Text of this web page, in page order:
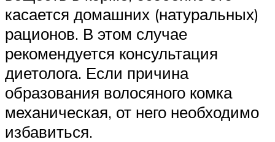
касается домашних (натуральных)
рационов. В этом случае
рекомендуется консультация
диетолога. Если причина
образования волосяного комка
механическая, от него необходимо
избавиться.